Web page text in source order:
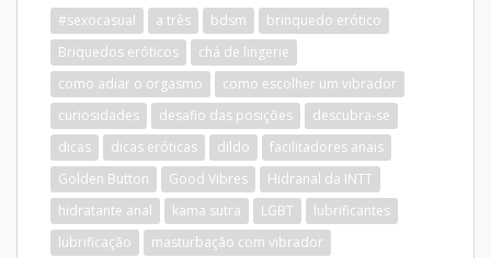
#sexocasual a três bdsm
brinquedo erótico
Briquedos eróticos
chá de lingerie
como adiar o orgasmo
como escolher um vibrador
curiosidades
desafio das posições
descubra-se
dicas
dicas eróticas dildo
facilitadores anais
Golden Button
Good Vibres
Hidranal da INTT
hidratante anal
kama sutra LGBT
lubrificantes
lubrificação
masturbação com vibrador